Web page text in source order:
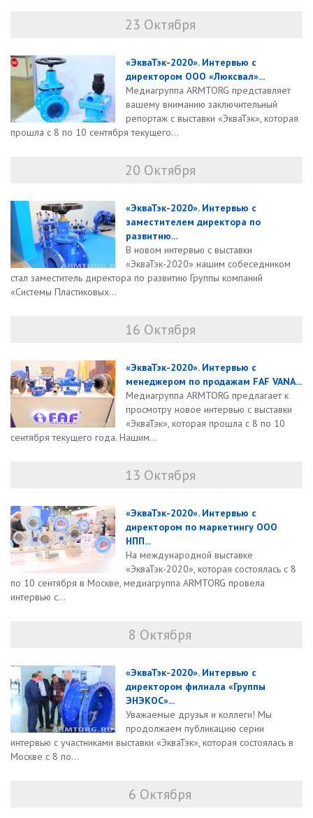
23 Октября
«ЭкваТэк-2020». Интервью с
директором ООО «Люксвал»...
Медиагруппа ARMTORG представляет
вашему вниманию заключительный
репортаж с выставки «ЭкваТэк», которая
прошла с 8 по 10 сентября текущего...
20 Октября
«ЭкваТэк-2020». Интервью с
заместителем директора по
развитию...
В новом интервью с выставки
«ЭкваТэк-2020» нашим собеседником
стал заместитель директора по развитию Группы компаний
«Системы Пластиковых...
16 Октября
«ЭкваТэк-2020». Интервью с
менеджером по продажам FAF VANA...
Медиагруппа ARMTORG предлагает к
просмотру новое интервью с выставки
«ЭкваТэк», которая прошла с 8 по 10
сентября текущего года. Нашим...
13 Октября
«ЭкваТэк-2020». Интервью с
директором по маркетингу ООО
НПП...
На международной выставке
«ЭкваТэк-2020», которая состоялась с 8
по 10 сентября в Москве, медиагруппа ARMTORG провела
интервью с...
8 Октября
«ЭкваТэк-2020». Интервью с
директором филиала «Группы
ЭНЭКОС»...
Уважаемые друзья и коллеги! Мы
продолжаем публикацию серии
интервью с участниками выставки «ЭкваТэк», которая состоялась в
Москве с 8 по...
6 Октября